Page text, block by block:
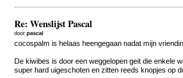
Re: Wenslijst Pascal
doorpascal
cocospalm is helaas heengegaan nadat mijn
De kiwibes is door een weggelopen geit die enkele
super hard uigeschoten en zitten reeds knopjes op